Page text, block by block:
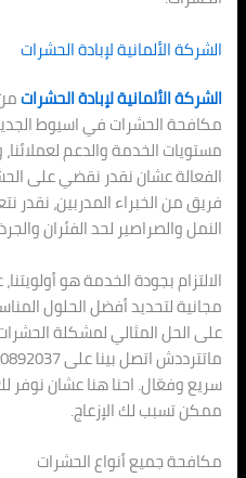
الشركة الألمانية لإبادة الحشرات
الشركة الألمانية لإبادة الحشرات
مكافحة الحشرات في اسيوط
مستويات الخدمة والدعم
الفعالة عشان نقدر نقضي على
فريق من الخبراء المدربين،
النمل والصراصير لحد الفئران
الالتزام بجودة الخدمة هو
مجانية لتحديد أفضل الحلول
على الحل المثالي لمشكلة
سريع وفعّال. احنا هنا عشان نوفر
ممكن تسبب لك الإزعاج.
مكافحة جميع أنواع الحشرات